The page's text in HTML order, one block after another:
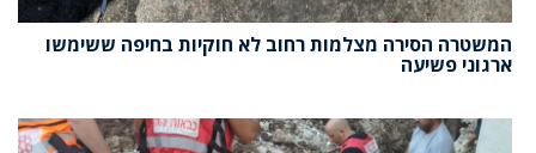
המשטרה הסירה מצלמות רחוב לא חוקיות בחיפה ששימשו
ארגוני פשיעה